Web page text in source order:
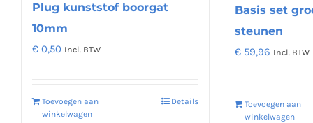
Plug kunststof boorgat
10mm
€ 0,50 Incl. BTW
Toevoegen aan
winkelwagen
Details
Basis set
steunen
€ 59,96 Incl. BTW
Toevoegen aan
winkelwagen